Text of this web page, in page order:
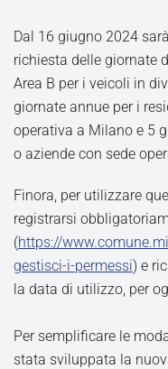
Dal 16 giugno 2024
richiesta delle giornate
Area B per i veicoli in
giornate annue per i
operativa a Milano e 5
o aziende con sede
Finora, per utilizzare
registrarsi
(https://
gestisci-i-permessi) e
la data di utilizzo, per
Per semplificare le
stata sviluppata la